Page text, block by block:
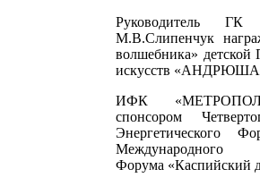
Руководитель
М.В.Слипенчук
волшебника» детской
искусств
ИФК
спонсором
Энергетического
Международного
Форума «Каспийский